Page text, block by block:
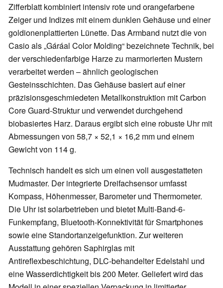
Zifferblatt kombiniert intensiv rote und orangefarbene
Zeiger und Indizes mit einem dunklen Gehäuse und einer
goldionenplattierten Lünette. Das Armband nutzt die von
Casio als „Gáráal Color Molding“ bezeichnete Technik, bei
der verschiedenfarbige Harze zu marmorierten Mustern
verarbeitet werden – ähnlich geologischen
Gesteinsschichten. Das Gehäuse basiert auf einer
präzisionsgeschmiedeten Metallkonstruktion mit Carbon
Core Guard-Struktur und verwendet durchgehend
biobasiertes Harz. Daraus ergibt sich eine robuste Uhr mit
Abmessungen von 58,7 × 52,1 × 16,2 mm und einem
Gewicht von 114 g.
Technisch handelt es sich um einen voll ausgestatteten
Mudmaster. Der integrierte Dreifachsensor umfasst
Kompass, Höhenmesser, Barometer und Thermometer.
Die Uhr ist solarbetrieben und bietet Multi-Band-6-
Funkempfang, Bluetooth-Konnektivität für Smartphones
sowie eine Standortanzeigefunktion. Zur weiteren
Ausstattung gehören Saphirglas mit
Antireflexbeschichtung, DLC-behandelter Edelstahl und
eine Wasserdichtigkeit bis 200 Meter. Geliefert wird das